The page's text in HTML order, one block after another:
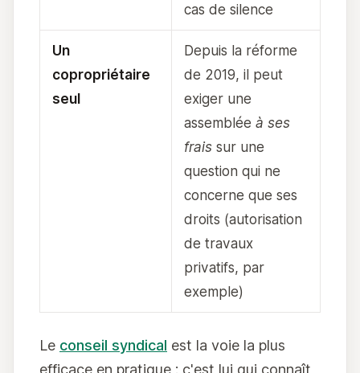
cas de silence
Un
copropriétaire
seul
Depuis la réforme
de 2019, il peut
exiger une
assembléeà ses
frais sur une
question qui ne
concerne que ses
droits (autorisation
de travaux
privatifs, par
exemple)
Le conseil syndical est la voie la plus
efficace en pratique : c'est lui qui connaît